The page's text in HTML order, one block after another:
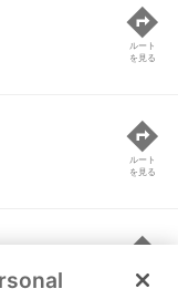
ルート
を見る
ルート
を見る
ルート
を見る